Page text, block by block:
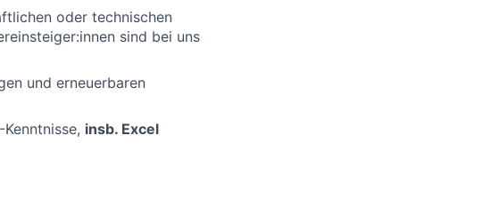
oder technischen
sind bei uns
und erneuerbaren
insb. Excel